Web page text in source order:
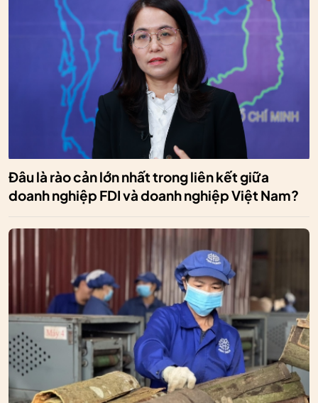
Đâu là rào cản lớn nhất trong liên kết giữa
doanh nghiệp FDI và doanh nghiệp Việt Nam?